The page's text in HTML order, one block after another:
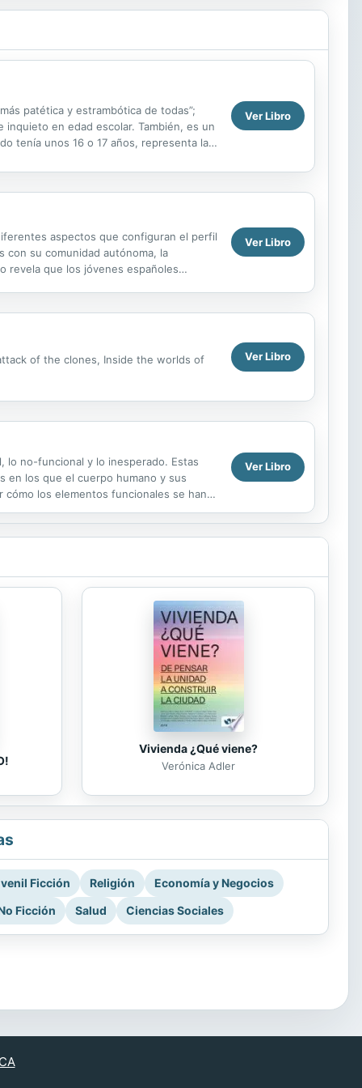
patética y estrambótica de todas”;
inquieto en edad escolar. También, es un
tenía unos 16 o 17 años, representa la
Ver Libro
aspectos que configuran el perfil
su comunidad autónoma, la
revela que los jóvenes españoles
Ver Libro
of the clones, Inside the worlds of Ver Libro
lo no-funcional y lo inesperado. Estas
en los que el cuerpo humano y sus
los elementos funcionales se han
forma inesperada. ...
Ver Libro
Vivienda ¿Qué viene?
Verónica Adler
Ficción Religión
Economía y Negocios
Ficción
Salud Ciencias Sociales